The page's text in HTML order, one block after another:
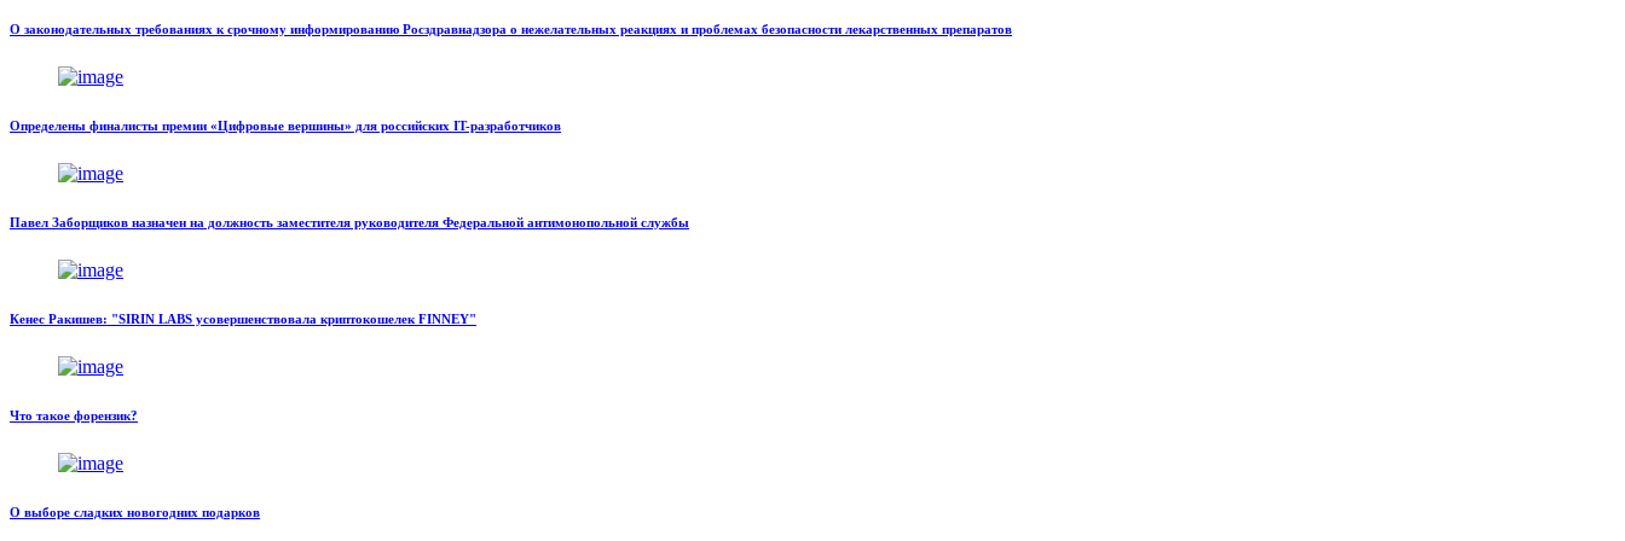
О законодательных требованиях к срочному информированию Росздравнадзора о нежелательных реакциях и проблемах безопасности лекарственных препаратов
Определены финалисты премии «Цифровые вершины» для российских IT-разработчиков
Павел Заборщиков назначен на должность заместителя руководителя Федеральной антимонопольной службы
Кенес Ракишев: "SIRIN LABS усовершенствовала криптокошелек FINNEY"
Что такое форензик?
О выборе сладких новогодних подарков